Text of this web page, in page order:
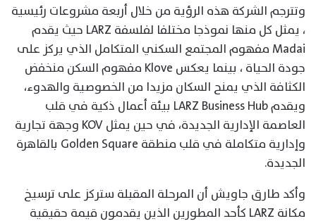
وتترجم الشركة هذه الرؤية من خلال أربعة مشروعات رئيسية
، يمثل كل منها نموذجا مختلفا لفلسفة LARZ حيث يقدم
Madai مفهوم المجتمع السكني المتكامل الذي يركز على
جودة الحياة ، بينما يعكس Klove مفهوم السكن منخفض
الكثافة الذي يمنح السكان مزيدا من الخصوصية والهدوء،
ويقدم LARZ Business Hub بيئة أعمال ذكية في قلب
العاصمة الإدارية الجديدة، في حين يمثل KOV وجهة تجارية
وإدارية متكاملة في قلب منطقة Golden Square بالقاهرة
الجديدة.
وأكد طارق جاويش أن المرحلة المقبلة ستركز على ترسيخ
مكانة LARZ كأحد المطورين الذين يقدمون قيمة حقيقية